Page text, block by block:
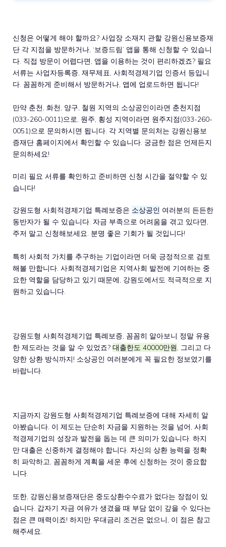
신청은 어떻게 해야 할까요? 사업장 소재지 관할 강원신용보증재
단 각 지점을 방문하거나, ‘보증드림’ 앱을 통해 신청할 수 있습니
다. 직접 방문이 어렵다면, 앱을 이용하는 것이 편리하겠죠? 필요
서류는 사업자등록증, 재무제표, 사회적경제기업 인증서 등입니
다. 꼼꼼하게 준비해서 방문하거나, 앱에 업로드하면 됩니다!
만약 춘천, 화천, 양구, 철원 지역의 소상공인이라면 춘천지점
(033-260-0011)으로, 원주, 횡성 지역이라면 원주지점(033-260-
0051)으로 문의하시면 됩니다. 각 지역별 문의처는 강원신용보
증재단 홈페이지에서 확인할 수 있습니다. 궁금한 점은 언제든지
문의하세요!
미리 필요 서류를 확인하고 준비하면 신청 시간을 절약할 수 있
습니다!
강원도형 사회적경제기업 특례보증은 소상공인 여러분의 든든한
동반자가 될 수 있습니다. 자금 부족으로 어려움을 겪고 있다면,
주저 말고 신청해보세요. 분명 좋은 기회가 될 것입니다!
특히 사회적 가치를 추구하는 기업이라면 더욱 긍정적으로 검토
해볼 만합니다. 사회적경제기업은 지역사회 발전에 기여하는 중
요한 역할을 담당하고 있기 때문에, 강원도에서도 적극적으로 지
원하고 있습니다.
강원도형 사회적경제기업 특례보증, 꼼꼼히 알아보니 정말 유용
한 제도라는 것을 알 수 있었죠? 대출한도 40000만원, 그리고 다
양한 상환 방식까지! 소상공인 여러분에게 꼭 필요한 정보였기를
바랍니다.
지금까지 강원도형 사회적경제기업 특례보증에 대해 자세히 알
아봤습니다. 이 제도는 단순히 자금을 지원하는 것을 넘어, 사회
적경제기업의 성장과 발전을 돕는 데 큰 의미가 있습니다. 하지
만 대출은 신중하게 결정해야 합니다. 자신의 상환 능력을 정확
히 파악하고, 꼼꼼하게 계획을 세운 후에 신청하는 것이 중요합
니다.
또한, 강원신용보증재단은 중도상환수수료가 없다는 장점이 있
습니다. 갑자기 자금 여유가 생겼을 때 부담 없이 갚을 수 있다는
점은 큰 매력이죠! 하지만 우대금리 조건은 없으니, 이 점은 참고
해주세요.